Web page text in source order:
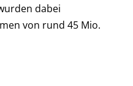
dabei
von rund 45 Mio.